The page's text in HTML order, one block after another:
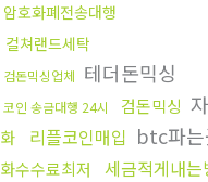
암호화폐전송대행
컬쳐랜드세탁
검돈믹싱업체 테더돈믹싱
코인 송금대행 24시 검돈믹싱
화
리플코인매입 btc파는
화수수료최저
세금적게내는